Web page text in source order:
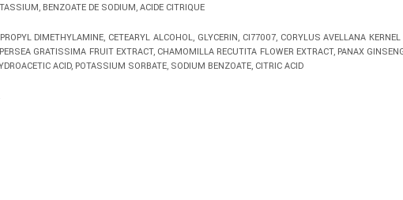
BENZOATE DE SODIUM, ACIDE CITRIQUE
DIMETHYLAMINE, CETEARYL ALCOHOL, GLYCERIN, CI77007, CORYLUS AVELLANA
GRATISSIMA FRUIT EXTRACT, CHAMOMILLA RECUTITA FLOWER EXTRACT, PANAX
ACID, POTASSIUM SORBATE, SODIUM BENZOATE, CITRIC ACID